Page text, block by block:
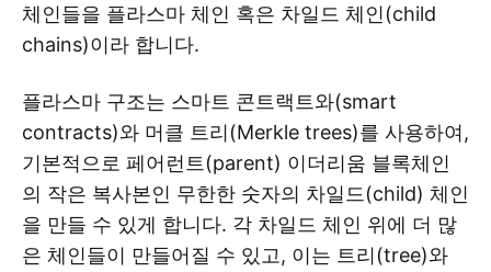
체인들을 플라스마 체인 혹은 차일드 체인(child
chains)이라 합니다.
플라스마 구조는 스마트 콘트랙트와(smart
contracts)와 머클 트리(Merkle trees)를 사용하여,
기본적으로 페어런트(parent) 이더리움 블록체인
의 작은 복사본인 무한한 숫자의 차일드(child) 체인
을 만들 수 있게 합니다. 각 차일드 체인 위에 더 많
은 체인들이 만들어질 수 있고, 이는 트리(tree)와